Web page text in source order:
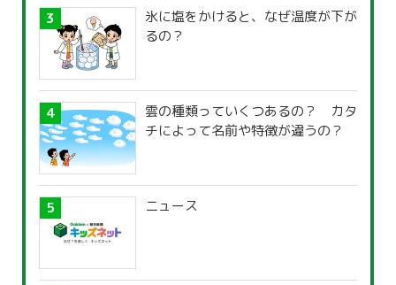
氷に塩をかけると、なぜ温度が下が
るの？
雲の種類っていくつあるの？ カタ
チによって名前や特徴が違うの？
ニュース